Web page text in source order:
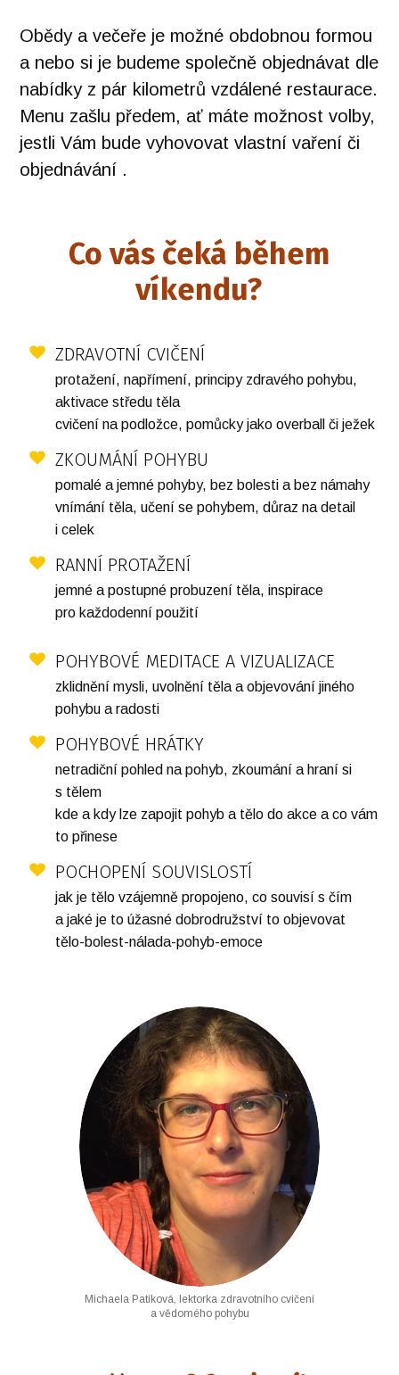
Obědy a večeře je možné obdobnou formou
a nebo si je budeme společně objednávat dle
nabídky z pár kilometrů vzdálené restaurace.
Menu zašlu předem, ať máte možnost volby,
jestli Vám bude vyhovovat vlastní vaření či
objednávání .
Co vás čeká během
víkendu?
ZDRAVOTNÍ CVIČENÍ
protažení, napřímení, principy zdravého pohybu,
aktivace středu těla
cvičení na podložce, pomůcky jako overball či ježek
ZKOUMÁNÍ POHYBU
pomalé a jemné pohyby, bez bolesti a bez námahy
vnímání těla, učení se pohybem, důraz na detail
i celek
RANNÍ PROTAŽENÍ
jemné a postupné probuzení těla, inspirace
pro každodenní použití
POHYBOVÉ MEDITACE A VIZUALIZACE
zklidnění mysli, uvolnění těla a objevování jiného
pohybu a radosti
POHYBOVÉ HRÁTKY
netradiční pohled na pohyb, zkoumání a hraní si
s tělem
kde a kdy lze zapojit pohyb a tělo do akce a co vám
to přinese
POCHOPENÍ SOUVISLOSTÍ
jak je tělo vzájemně propojeno, co souvisí s čím
a jaké je to úžasné dobrodružství to objevovat
tělo-bolest-nálada-pohyb-emoce
Michaela Patíková, lektorka zdravotního cvičení
a vědomého pohybu